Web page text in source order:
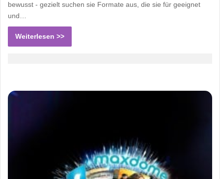
bewusst - gezielt suchen sie Formate aus, die sie für geeignet
und…
Weiterlesen >>